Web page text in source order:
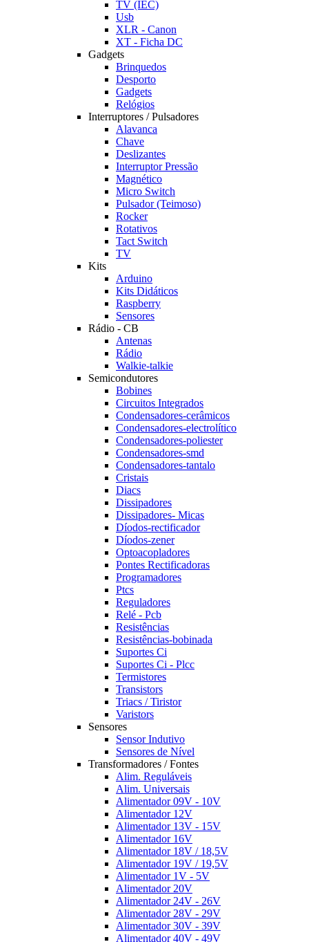
TV (IEC)
Usb
XLR - Canon
XT - Ficha DC
Gadgets
Brinquedos
Desporto
Gadgets
Relógios
Interruptores / Pulsadores
Alavanca
Chave
Deslizantes
Interruptor Pressão
Magnético
Micro Switch
Pulsador (Teimoso)
Rocker
Rotativos
Tact Switch
TV
Kits
Arduino
Kits Didáticos
Raspberry
Sensores
Rádio - CB
Antenas
Rádio
Walkie-talkie
Semicondutores
Bobines
Circuitos Integrados
Condensadores-cerâmicos
Condensadores-electrolítico
Condensadores-poliester
Condensadores-smd
Condensadores-tantalo
Cristais
Diacs
Dissipadores
Dissipadores- Micas
Díodos-rectificador
Díodos-zener
Optoacopladores
Pontes Rectificadoras
Programadores
Ptcs
Reguladores
Relé - Pcb
Resistências
Resistências-bobinada
Suportes Ci
Suportes Ci - Plcc
Termistores
Transistors
Triacs / Tiristor
Varistors
Sensores
Sensor Indutivo
Sensores de Nível
Transformadores / Fontes
Alim. Reguláveis
Alim. Universais
Alimentador 09V - 10V
Alimentador 12V
Alimentador 13V - 15V
Alimentador 16V
Alimentador 18V / 18,5V
Alimentador 19V / 19,5V
Alimentador 1V - 5V
Alimentador 20V
Alimentador 24V - 26V
Alimentador 28V - 29V
Alimentador 30V - 39V
Alimentador 40V - 49V